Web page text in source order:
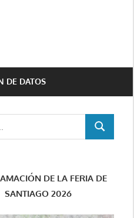
DE DATOS
BUSCAR
DE LA FERIA DE
SANTIAGO 2026